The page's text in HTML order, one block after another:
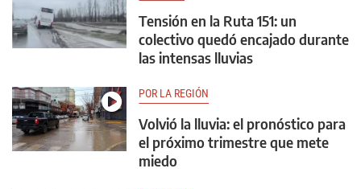
Tensión en la Ruta 151: un
colectivo quedó encajado durante
las intensas lluvias
POR LA REGIÓN
Volvió la lluvia: el pronóstico para
el próximo trimestre que mete
miedo